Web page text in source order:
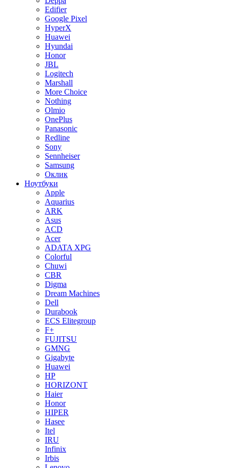
Edifier
Google Pixel
HyperX
Huawei
Hyundai
Honor
JBL
Logitech
Marshall
More Choice
Nothing
Olmio
OnePlus
Panasonic
Redline
Sony
Sennheiser
Samsung
Оклик
Ноутбуки
Apple
Aquarius
ARK
Asus
ACD
Acer
ADATA XPG
Colorful
Chuwi
CBR
Digma
Dream Machines
Dell
Durabook
ECS Elitegroup
F+
FUJITSU
GMNG
Gigabyte
Huawei
HP
HORIZONT
Haier
Honor
HIPER
Hasee
Itel
IRU
Infinix
Irbis